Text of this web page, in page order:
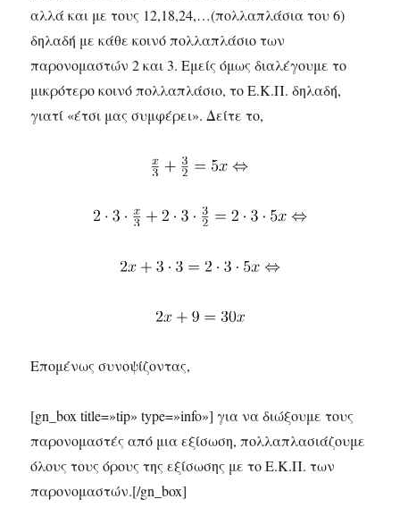
αλλά και με τους 12,18,24,…(πολλαπλάσια του 6)
δηλαδή με κάθε κοινό πολλαπλάσιο των
παρονομαστών 2 και 3. Εμείς όμως διαλέγουμε το
μικρότερο κοινό πολλαπλάσιο, το Ε.Κ.Π. δηλαδή,
γιατί «έτσι μας συμφέρει». Δείτε το,
Επομένως συνοψίζοντας,
[gn_box title=»tip» type=»info»] για να διώξουμε τους
παρονομαστές από μια εξίσωση, πολλαπλασιάζουμε
όλους τους όρους της εξίσωσης με το Ε.Κ.Π. των
παρονομαστών.[/gn_box]